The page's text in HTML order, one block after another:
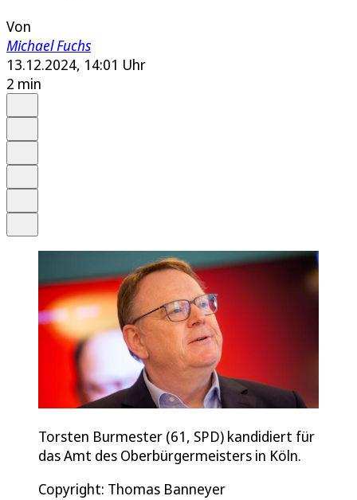
Von
Michael Fuchs
13.12.2024, 14:01 Uhr
2 min
Torsten Burmester (61, SPD) kandidiert für
das Amt des Oberbürgermeisters in Köln.
Copyright: Thomas Banneyer